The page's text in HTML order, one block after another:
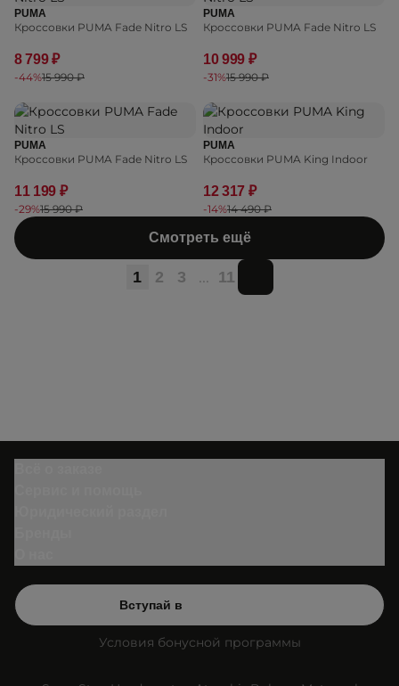
PUMA
Кроссовки PUMA Fade Nitro LS
8 799 ₽
-44%15 990 ₽
PUMA
Кроссовки PUMA Fade Nitro LS
10 999 ₽
-31%15 990 ₽
PUMA
Кроссовки PUMA Fade Nitro LS
11 199 ₽
-29%15 990 ₽
PUMA
Кроссовки PUMA King Indoor
12 317 ₽
-14%14 490 ₽
Смотреть ещё
1 2 3 ... 11
Вступай в
Условия бонусной программы